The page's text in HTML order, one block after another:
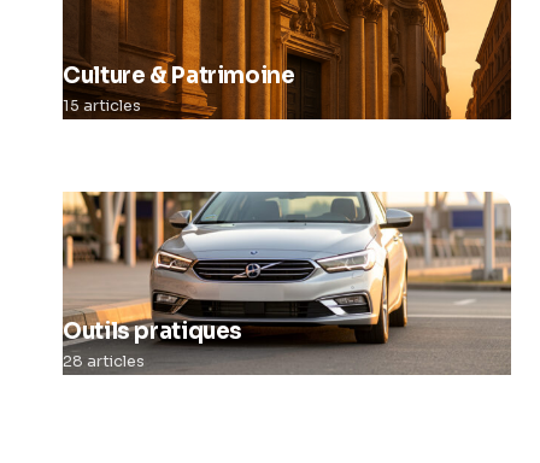
Culture & Patrimoine
15 articles
Outils pratiques
28 articles